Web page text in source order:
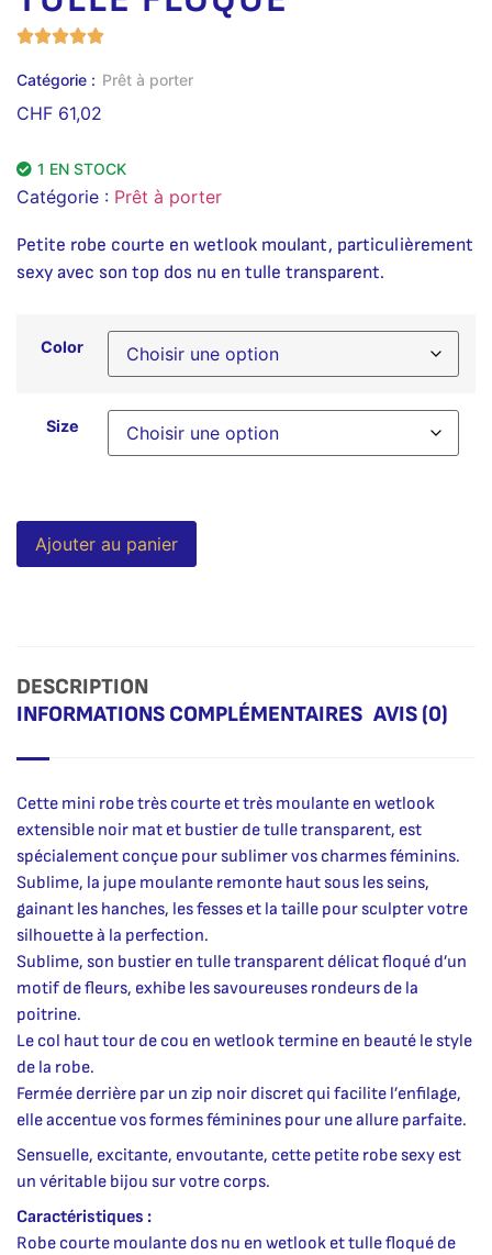
Catégorie : Prêt à porter
CHF 61,02
1 EN STOCK
Catégorie : Prêt à porter
Petite robe courte en wetlook moulant, particulièrement
sexy avec son top dos nu en tulle transparent.
Color
Size
Ajouter au panier
DESCRIPTION
INFORMATIONS COMPLÉMENTAIRES AVIS (0)
Cette mini robe très courte et très moulante en wetlook
extensible noir mat et bustier de tulle transparent, est
spécialement conçue pour sublimer vos charmes féminins.
Sublime, la jupe moulante remonte haut sous les seins,
gainant les hanches, les fesses et la taille pour sculpter votre
silhouette à la perfection.
Sublime, son bustier en tulle transparent délicat floqué d’un
motif de fleurs, exhibe les savoureuses rondeurs de la
poitrine.
Le col haut tour de cou en wetlook termine en beauté le style
de la robe.
Fermée derrière par un zip noir discret qui facilite l’enfilage,
elle accentue vos formes féminines pour une allure parfaite.
Sensuelle, excitante, envoutante, cette petite robe sexy est
un véritable bijou sur votre corps.
Caractéristiques :
Robe courte moulante dos nu en wetlook et tulle floqué de